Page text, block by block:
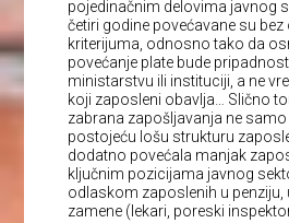
pojedinačnim delovima javnog
četiri godine povećavane su bez
kriterijuma, odnosno tako da
povećanje plate bude
ministarstvu ili instituciji, a ne
koji zaposleni obavlja… Slično
zabrana zapošljavanja ne
postojeću lošu strukturu
dodatno povećala manjak
ključnim pozicijama javnog
odlaskom zaposlenih u penziju,
zamene (lekari, poreski